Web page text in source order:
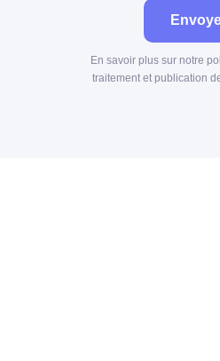
En savoir plus sur notre
traitement et publication